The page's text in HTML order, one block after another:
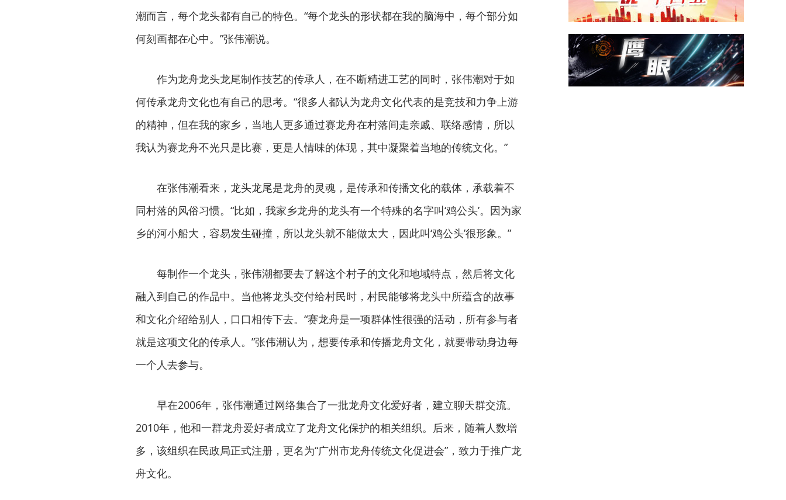
潮而言，每个龙头都有自己的特色。“每个龙头的形状都在我的脑海中，每个部分如
何刻画都在心中。”张伟潮说。
作为龙舟龙头龙尾制作技艺的传承人，在不断精进工艺的同时，张伟潮对于如
何传承龙舟文化也有自己的思考。“很多人都认为龙舟文化代表的是竞技和力争上游
的精神，但在我的家乡，当地人更多通过赛龙舟在村落间走亲戚、联络感情，所以
我认为赛龙舟不光只是比赛，更是人情味的体现，其中凝聚着当地的传统文化。”
在张伟潮看来，龙头龙尾是龙舟的灵魂，是传承和传播文化的载体，承载着不
同村落的风俗习惯。“比如，我家乡龙舟的龙头有一个特殊的名字叫‘鸡公头’。因为家
乡的河小船大，容易发生碰撞，所以龙头就不能做太大，因此叫‘鸡公头’很形象。”
每制作一个龙头，张伟潮都要去了解这个村子的文化和地域特点，然后将文化
融入到自己的作品中。当他将龙头交付给村民时，村民能够将龙头中所蕴含的故事
和文化介绍给别人，口口相传下去。“赛龙舟是一项群体性很强的活动，所有参与者
就是这项文化的传承人。”张伟潮认为，想要传承和传播龙舟文化，就要带动身边每
一个人去参与。
早在2006年，张伟潮通过网络集合了一批龙舟文化爱好者，建立聊天群交流。
2010年，他和一群龙舟爱好者成立了龙舟文化保护的相关组织。后来，随着人数增
多，该组织在民政局正式注册，更名为“广州市龙舟传统文化促进会”，致力于推广龙
舟文化。